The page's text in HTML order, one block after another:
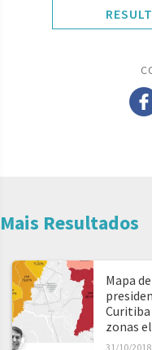
Mais Resultados
Mapa de
zonas
31/10/2018